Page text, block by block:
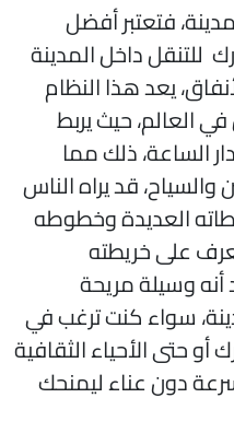
فتعتبر أفضل
داخل المدينة
يعد هذا النظام
حيث يربط
ذلك مما
قد يراه الناس
العديدة وخطوطه
على خريطته
وسيلة مريحة
سواء كنت ترغب في
حتى الأحياء الثقافية
دون عناء ليمنحك